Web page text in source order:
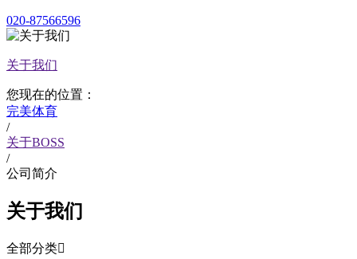
020-87566596
关于我们
您现在的位置：
完美体育
/
关于BOSS
/
公司简介
关于我们
全部分类